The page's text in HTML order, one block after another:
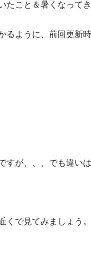
たこと＆暑くなって
るように、前回更新
すが、、、でも違い
くで見てみましょう。